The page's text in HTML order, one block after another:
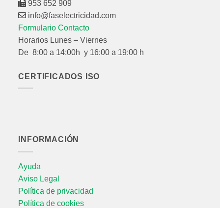
953 652 909
info@faselectricidad.com
Formulario Contacto
Horarios Lunes – Viernes
De 8:00 a 14:00h y 16:00 a 19:00 h
CERTIFICADOS ISO
INFORMACIÓN
Ayuda
Aviso Legal
Política de privacidad
Política de cookies